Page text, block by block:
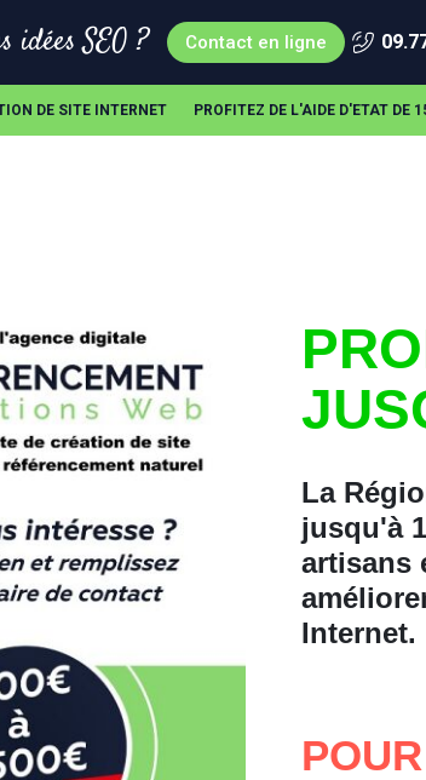
idées SEO ? Contact en ligne
DE SITE INTERNET PROFITEZ DE L'AIDE D'ETAT DE
La
jusqu'à
artisans
Internet.